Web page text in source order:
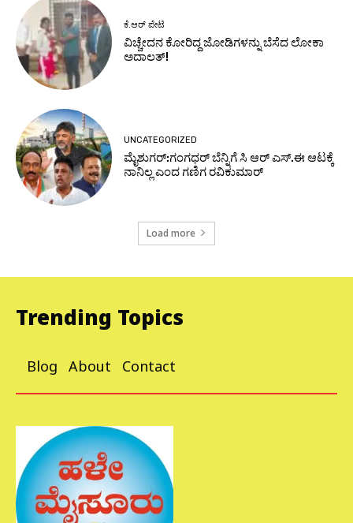
ಕೆ.ಆರ್ ಪೇಟೆ
ವಿಚ್ಚೇದನ ಕೋರಿದ್ದ ಜೋಡಿಗಳನ್ನು ಬೆಸೆದ ಲೋಕಾ
ಅದಾಲತ್!
UNCATEGORIZED
ಮೈಶುಗರ್:ಗಂಗಧರ್ ಬೆನ್ನಿಗೆ ಸಿ ಆರ್ ಎಸ್.ಈ ಆಟಕ್ಕೆ
ನಾನಿಲ್ಲ ಎಂದ ಗಣಿಗ ರವಿಕುಮಾರ್
Load more
Trending Topics
Blog About Contact